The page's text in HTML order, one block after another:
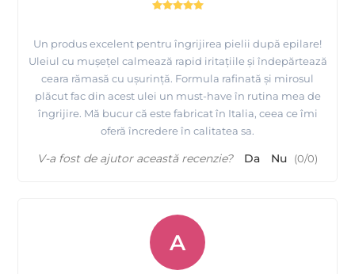
Un produs excelent pentru îngrijirea pielii după epilare!
Uleiul cu mușețel calmează rapid iritațiile și îndepărtează
ceara rămasă cu ușurință. Formula rafinată și mirosul
plăcut fac din acest ulei un must-have în rutina mea de
îngrijire. Mă bucur că este fabricat în Italia, ceea ce îmi
oferă încredere în calitatea sa.
V-a fost de ajutor această recenzie? Da Nu (0/0)
A